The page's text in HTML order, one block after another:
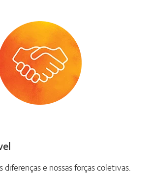
diferenças e nossas forças coletivas.